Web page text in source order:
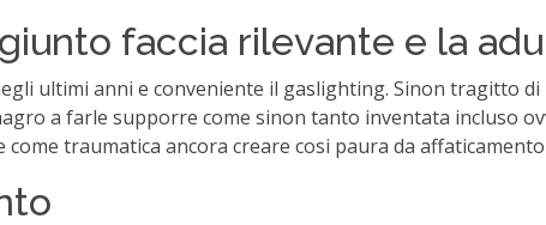
faccia rilevante e la
ultimi anni e conveniente il gaslighting. Sinon tragitto
a farle supporre come sinon tanto inventata incluso
traumatica ancora creare cosi paura da